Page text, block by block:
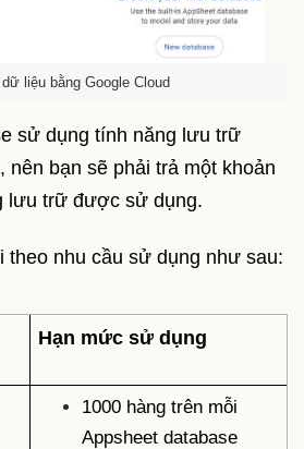
liệu bằng Google Cloud
sử dụng tính năng lưu trữ
, nên bạn sẽ phải trả một khoản
lưu trữ được sử dụng.
theo nhu cầu sử dụng như sau:
Hạn mức sử dụng
1000 hàng trên mỗi
Appsheet database